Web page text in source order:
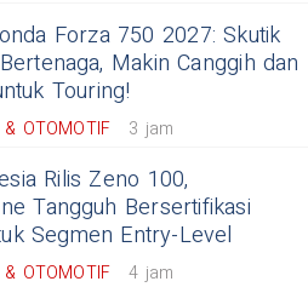
Forza 750 2027: Skutik
Makin Canggih dan
Touring!
OTOMOTIF 3 jam
Rilis Zeno 100,
Tangguh Bersertifikasi
Segmen Entry-Level
OTOMOTIF 4 jam